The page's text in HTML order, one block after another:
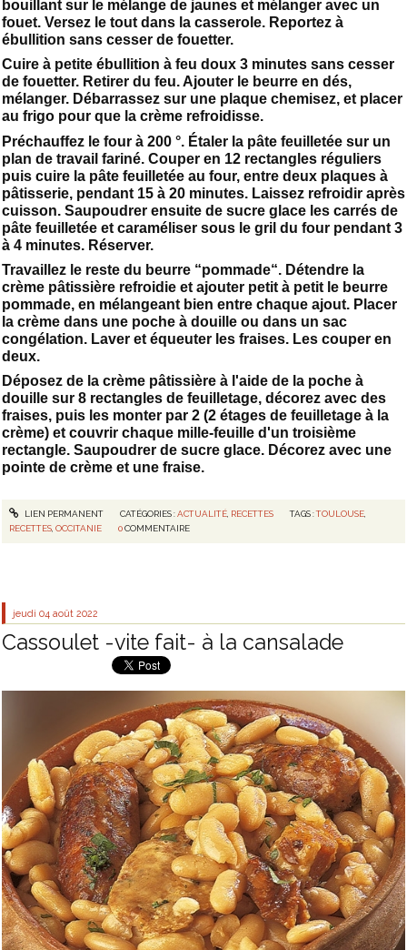
bouillant sur le mélange de jaunes et mélanger avec un
fouet. Versez le tout dans la casserole. Reportez à
ébullition sans cesser de fouetter.
Cuire à petite ébullition à feu doux 3 minutes sans cesser
de fouetter. Retirer du feu. Ajouter le beurre en dés,
mélanger. Débarrassez sur une plaque chemisez, et placer
au frigo pour que la crème refroidisse.
Préchauffez le four à 200 °. Étaler la pâte feuilletée sur un
plan de travail fariné. Couper en 12 rectangles réguliers
puis cuire la pâte feuilletée au four, entre deux plaques à
pâtisserie, pendant 15 à 20 minutes. Laissez refroidir après
cuisson. Saupoudrer ensuite de sucre glace les carrés de
pâte feuilletée et caraméliser sous le gril du four pendant 3
à 4 minutes. Réserver.
Travaillez le reste du beurre “pommade“. Détendre la
crème pâtissière refroidie et ajouter petit à petit le beurre
pommade, en mélangeant bien entre chaque ajout. Placer
la crème dans une poche à douille ou dans un sac
congélation. Laver et équeuter les fraises. Les couper en
deux.
Déposez de la crème pâtissière à l'aide de la poche à
douille sur 8 rectangles de feuilletage, décorez avec des
fraises, puis les monter par 2 (2 étages de feuilletage à la
crème) et couvrir chaque mille-feuille d'un troisième
rectangle. Saupoudrer de sucre glace. Décorez avec une
pointe de crème et une fraise.
LIEN PERMANENT CATÉGORIES :ACTUALITÉ, RECETTES TAGS :TOULOUSE,
RECETTES,OCCITANIE 0 COMMENTAIRE
jeudi 04 août 2022
Cassoulet -vite fait- à la cansalade